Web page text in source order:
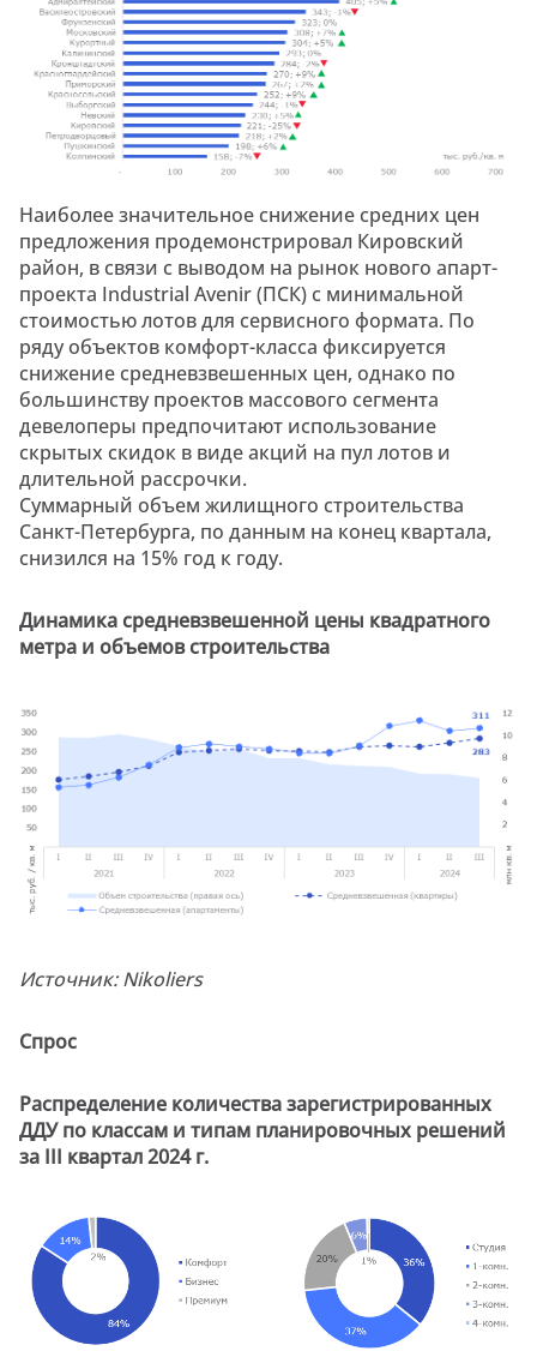
Наиболее значительное снижение средних цен
предложения продемонстрировал Кировский
район, в связи с выводом на рынок нового апарт-
проекта Industrial Avenir (ПСК) с минимальной
стоимостью лотов для сервисного формата. По
ряду объектов комфорт-класса фиксируется
снижение средневзвешенных цен, однако по
большинству проектов массового сегмента
девелоперы предпочитают использование
скрытых скидок в виде акций на пул лотов и
длительной рассрочки.
Суммарный объем жилищного строительства
Санкт-Петербурга, по данным на конец квартала,
снизился на 15% год к году.
Динамика средневзвешенной цены квадратного
метра и объемов строительства
Источник: Nikoliers
Спрос
Распределение количества зарегистрированных
ДДУ по классам и типам планировочных решений
за III квартал 2024 г.